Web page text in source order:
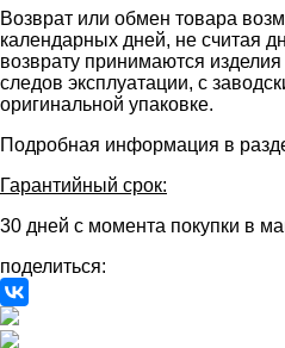
Возврат или обмен товара
календарных дней, не считая
возврату принимаются
следов эксплуатации, с
оригинальной упаковке.
Подробная информация в
Гарантийный срок:
30 дней с момента покупки в
поделиться: